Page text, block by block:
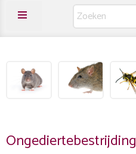
Ongediertebestrijding